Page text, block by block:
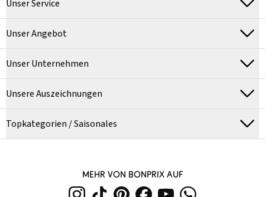
Unser Service
Unser Angebot
Unser Unternehmen
Unsere Auszeichnungen
Topkategorien / Saisonales
MEHR VON BONPRIX AUF